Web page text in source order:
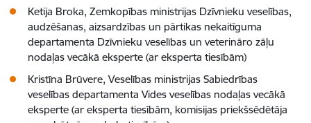
Ketija Broka, Zemkopības ministrijas Dzīvnieku veselības,
audzēšanas, aizsardzības un pārtikas nekaitīguma
departamenta Dzīvnieku veselības un veterināro zāļu
nodaļas vecākā eksperte (ar eksperta tiesībām)
Kristīna Brūvere, Veselības ministrijas Sabiedrības
veselības departamenta Vides veselības nodaļas vecākā
eksperte (ar eksperta tiesībām, komisijas priekšsēdētāja